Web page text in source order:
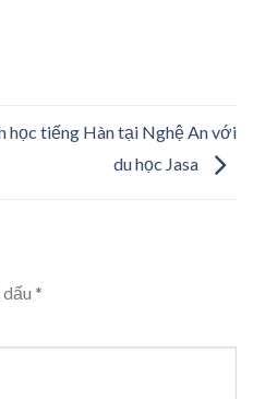
học tiếng Hàn tại Nghệ An với
du học Jasa
*